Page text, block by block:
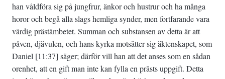
han våldföra sig på jungfrur, änkor och hustrur och ha många
horor och begå alla slags hemliga synder, men fortfarande vara
värdig prästämbetet. Summan och substansen av detta är att
påven, djävulen, och hans kyrka motsätter sig äktenskapet, som
Daniel [11:37] säger; därför vill han att det anses som en sådan
orenhet, att en gift man inte kan fylla en prästs uppgift. Detta